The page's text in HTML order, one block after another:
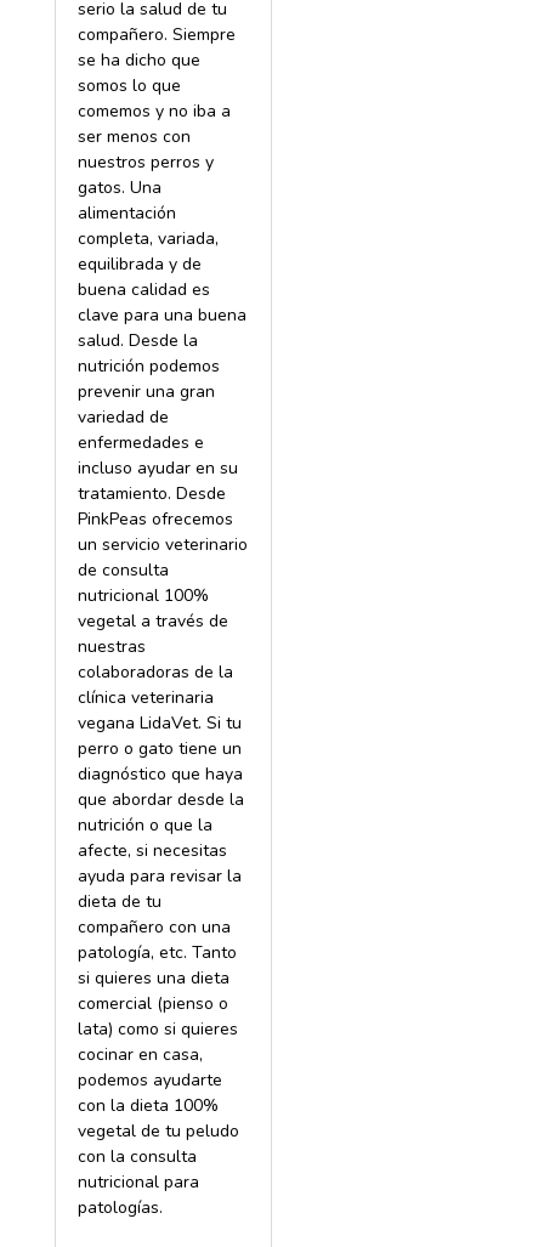
serio la salud de tu
compañero. Siempre
se ha dicho que
somos lo que
comemos y no iba a
ser menos con
nuestros perros y
gatos. Una
alimentación
completa, variada,
equilibrada y de
buena calidad es
clave para una buena
salud. Desde la
nutrición podemos
prevenir una gran
variedad de
enfermedades e
incluso ayudar en su
tratamiento. Desde
PinkPeas ofrecemos
un servicio veterinario
de consulta
nutricional 100%
vegetal a través de
nuestras
colaboradoras de la
clínica veterinaria
vegana LidaVet. Si tu
perro o gato tiene un
diagnóstico que haya
que abordar desde la
nutrición o que la
afecte, si necesitas
ayuda para revisar la
dieta de tu
compañero con una
patología, etc. Tanto
si quieres una dieta
comercial (pienso o
lata) como si quieres
cocinar en casa,
podemos ayudarte
con la dieta 100%
vegetal de tu peludo
con la consulta
nutricional para
patologías.